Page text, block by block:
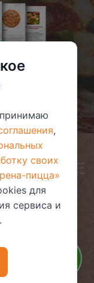
© 2025 ООО «Арена-пицца»
УНП 391272611
в торговом реестре 08.05.2017 №381622
в отношении
,
своих
пицца»
для
сервиса и